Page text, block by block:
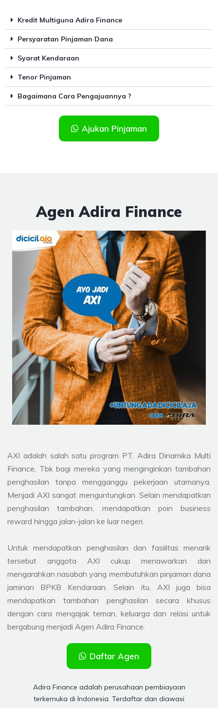
Kredit Multiguna Adira Finance
Persyaratan Pinjaman Dana
Syarat Kendaraan
Tenor Pinjaman
Bagaimana Cara Pengajuannya ?
Ajukan Pinjaman
Agen Adira Finance
AXI adalah salah satu program PT. Adira Dinamika Multi
Finance, Tbk bagi mereka yang menginginkan tambahan
penghasilan tanpa mengganggu pekerjaan utamanya.
Menjadi AXI sangat menguntungkan. Selain mendapatkan
penghasilan tambahan, mendapatkan poin business
reward hingga jalan-jalan ke luar negeri.
Untuk mendapatkan penghasilan dan fasilitas menarik
tersebut anggota AXI cukup menawarkan dan
mengarahkan nasabah yang membutuhkan pinjaman dana
jaminan BPKB Kendaraan. Selain itu, AXI juga bisa
mendapatkan tambahan penghasilan secara khusus
dengan cara mengajak teman, keluarga dan relasi untuk
bergabung menjadi Agen Adira Finance.
Daftar Agen
Adira Finance adalah perusahaan pembiayaan
terkemuka di Indonesia. Terdaftar dan diawasi